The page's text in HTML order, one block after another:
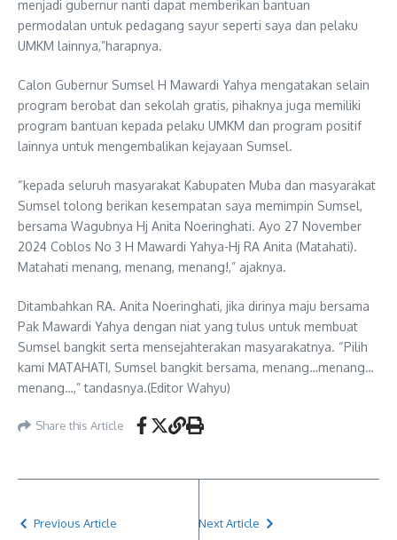
menjadi gubernur nanti dapat memberikan bantuan
permodalan untuk pedagang sayur seperti saya dan pelaku
UMKM lainnya,”harapnya.
Calon Gubernur Sumsel H Mawardi Yahya mengatakan selain
program berobat dan sekolah gratis, pihaknya juga memiliki
program bantuan kepada pelaku UMKM dan program positif
lainnya untuk mengembalikan kejayaan Sumsel.
“kepada seluruh masyarakat Kabupaten Muba dan masyarakat
Sumsel tolong berikan kesempatan saya memimpin Sumsel,
bersama Wagubnya Hj Anita Noeringhati. Ayo 27 November
2024 Coblos No 3 H Mawardi Yahya-Hj RA Anita (Matahati).
Matahati menang, menang, menang!,” ajaknya.
Ditambahkan RA. Anita Noeringhati, jika dirinya maju bersama
Pak Mawardi Yahya dengan niat yang tulus untuk membuat
Sumsel bangkit serta mensejahterakan masyarakatnya. “Pilih
kami MATAHATI, Sumsel bangkit bersama, menang…menang…
menang…,” tandasnya.(Editor Wahyu)
Share this Article
Previous Article Next Article